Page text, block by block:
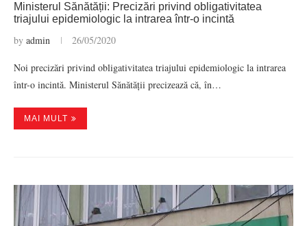
Ministerul Sănătății: Precizări privind obligativitatea
triajului epidemiologic la intrarea într-o incintă
by admin 26/05/2020
Noi precizări privind obligativitatea triajului epidemiologic la intrarea
într-o incintă. Ministerul Sănătății precizează că, în…
MAI MULT